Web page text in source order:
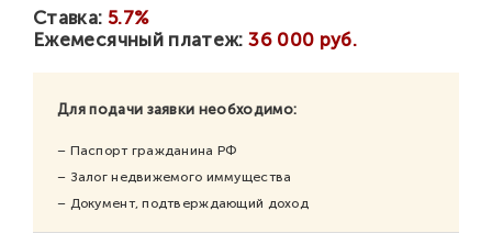
Ставка: 5.7%
Ежемесячный платеж:36 000 руб.
Для подачи заявки необходимо:
– Паспорт гражданина РФ
– Залог недвижемого иммущества
– Документ, подтверждающий доход